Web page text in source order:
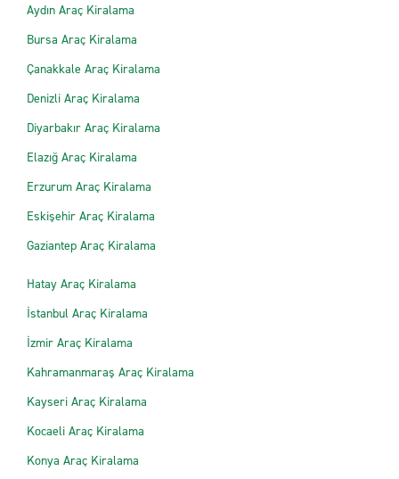
Aydın Araç Kiralama
Bursa Araç Kiralama
Çanakkale Araç Kiralama
Denizli Araç Kiralama
Diyarbakır Araç Kiralama
Elazığ Araç Kiralama
Erzurum Araç Kiralama
Eskişehir Araç Kiralama
Gaziantep Araç Kiralama
Hatay Araç Kiralama
İstanbul Araç Kiralama
İzmir Araç Kiralama
Kahramanmaraş Araç Kiralama
Kayseri Araç Kiralama
Kocaeli Araç Kiralama
Konya Araç Kiralama